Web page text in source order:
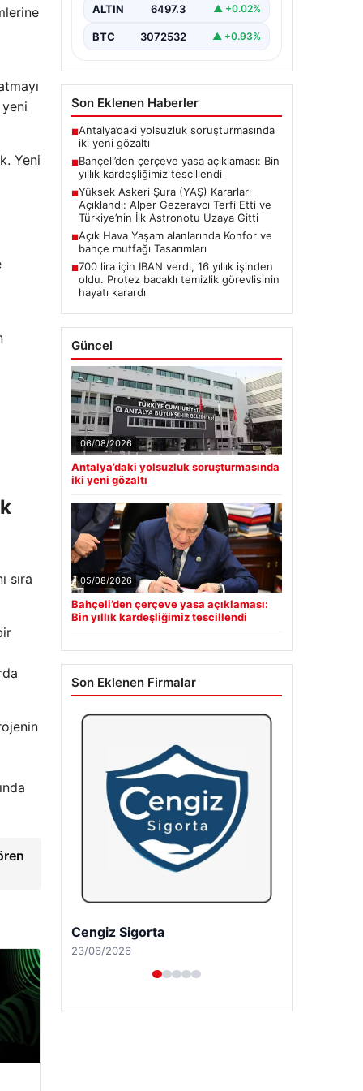
Yeni
sıra
Milliyetçi Hareket…
ALTIN 6497.3 ▲ +0.02%
BTC 3072532 ▲ +0.93%
Son Eklenen Haberler
■Antalya’daki yolsuzluk soruşturmasında
iki yeni gözaltı
■Bahçeli’den çerçeve yasa açıklaması: Bin
yıllık kardeşliğimiz tescillendi
■Yüksek Askeri Şura (YAŞ) Kararları
Açıklandı: Alper Gezeravcı Terfi Etti ve
Türkiye’nin İlk Astronotu Uzaya Gitti
■Açık Hava Yaşam alanlarında Konfor ve
bahçe mutfağı Tasarımları
■700 lira için IBAN verdi, 16 yıllık işinden
oldu. Protez bacaklı temizlik görevlisinin
hayatı karardı
Güncel
06/08/2026
Antalya’daki yolsuzluk soruşturmasında
iki yeni gözaltı
05/08/2026
Bahçeli’den çerçeve yasa açıklaması:
Bin yıllık kardeşliğimiz tescillendi
Son Eklenen Firmalar
Hastaş Beton
26/05/2026